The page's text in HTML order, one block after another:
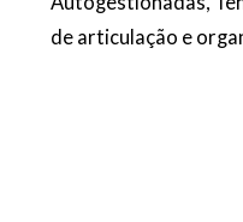
de articulação e